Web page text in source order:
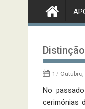
17
No
cerimónias